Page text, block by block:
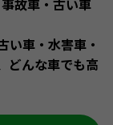
故車・古い車
い車・水害車・
どんな車でも高